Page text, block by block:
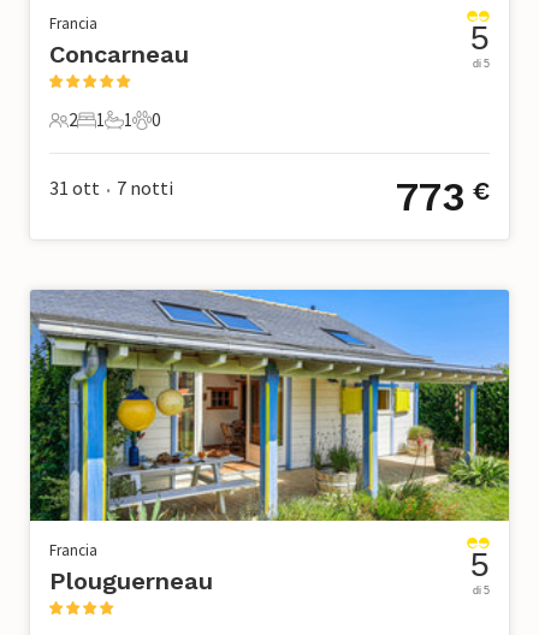
Francia
Concarneau
2 Ospiti
2
1 Camera da letto
1
1 Bagno
1
0 Animali domestici
0
5
di 5
31 ott • 7 notti 773 €
Francia
Plouguerneau 5
di 5